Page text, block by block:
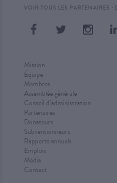
VOIR TOUS LES PARTENAIRES ·
Mission
Équipe
Membres
Assemblée générale
Conseil d’administration
Partenaires
Donateurs
Subventionneurs
Rapports annuels
Emplois
Média
Contact